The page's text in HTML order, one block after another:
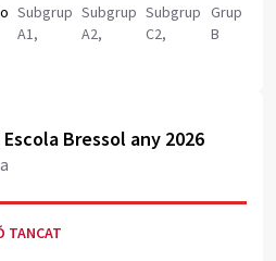
Subgrup
A1,
Subgrup
A2,
Subgrup
C2,
Grup
B
Bressol any 2026
TANCAT